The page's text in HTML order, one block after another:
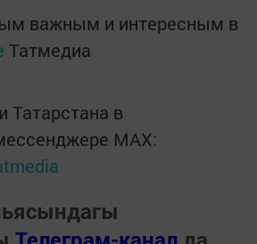
важным и интересным в
Татмедиа
Татарстана в
MАХ: